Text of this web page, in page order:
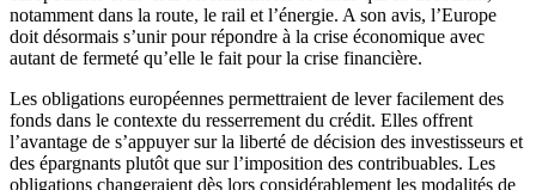
notamment dans la route, le rail et l’énergie. A son avis, l’Europe
doit désormais s’unir pour répondre à la crise économique avec
autant de fermeté qu’elle le fait pour la crise financière.
Les obligations européennes permettraient de lever facilement des
fonds dans le contexte du resserrement du crédit. Elles offrent
l’avantage de s’appuyer sur la liberté de décision des investisseurs et
des épargnants plutôt que sur l’imposition des contribuables. Les
obligations changeraient dès lors considérablement les modalités de